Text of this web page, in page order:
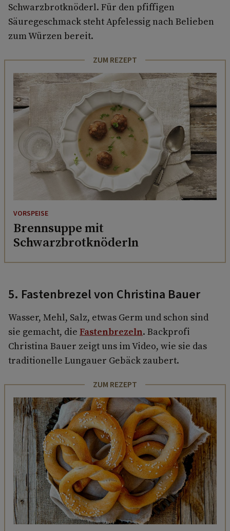
Schwarzbrotknöderl. Für den pfiffigen
Säuregeschmack steht Apfelessig nach Belieben
zum Würzen bereit.
ZUM REZEPT
VORSPEISE
Brennsuppe mit
Schwarzbrotknöderln
5. Fastenbrezel von Christina Bauer
Wasser, Mehl, Salz, etwas Germ und schon sind
sie gemacht, die Fastenbrezeln. Backprofi
Christina Bauer zeigt uns im Video, wie sie das
traditionelle Lungauer Gebäck zaubert.
ZUM REZEPT